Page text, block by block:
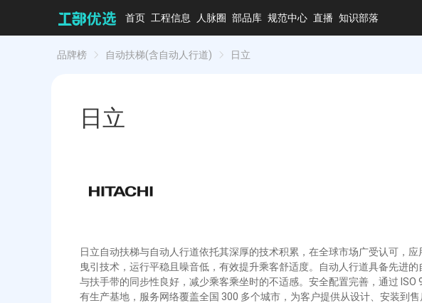
首页 工程信息 人脉圈 部品库 规范中心 直播 知识部落
品牌榜 自动扶梯(含自动人行道) 日立
日立
日立自动扶梯与自动人行道依托其深厚的技术积累，在全球市场广受认可，
曳引技术，运行平稳且噪音低，有效提升乘客舒适度。自动人行道具备先进
与扶手带的同步性良好，减少乘客乘坐时的不适感。安全配置完善，通过
有生产基地，服务网络覆盖全国 300 多个城市，为客户提供从设计、安装到